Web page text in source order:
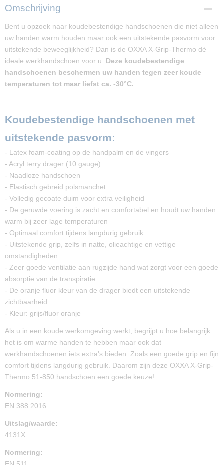
Productcode
Omschrijving
Bent u opzoek naar koudebestendige handschoenen die niet alleen
uw handen warm houden maar ook een uitstekende pasvorm voor
uitstekende beweeglijkheid? Dan is de OXXA X-Grip-Thermo dé
ideale werkhandschoen voor u. Deze koudebestendige
handschoenen beschermen uw handen tegen zeer koude
temperaturen tot maar liefst ca. -30°C.
Koudebestendige handschoenen met
uitstekende pasvorm:
- Latex foam-coating op de handpalm en de vingers
- Acryl terry drager (10 gauge)
- Naadloze handschoen
- Elastisch gebreid polsmanchet
- Volledig gecoate duim voor extra veiligheid
- De geruwde voering is zacht en comfortabel en houdt uw handen
warm bij zeer lage temperaturen
- Optimaal comfort tijdens langdurig gebruik
- Uitstekende grip, zelfs in natte, olieachtige en vettige
omstandigheden
- Zeer goede ventilatie aan rugzijde hand wat zorgt voor een goede
absorptie van de transpiratie
- De oranje fluor kleur van de drager biedt een uitstekende
zichtbaarheid
- Kleur: grijs/fluor oranje
Als u in een koude werkomgeving werkt, begrijpt u hoe belangrijk
het is om warme handen te hebben maar ook dat
werkhandschoenen iets extra's bieden. Zoals een goede grip en fijn
comfort tijdens langdurig gebruik. Daarom zijn deze OXXA X-Grip-
Thermo 51-850 handschoen een goede keuze!
Normering:
EN 388:2016
Uitslag/waarde:
4131X
Normering: